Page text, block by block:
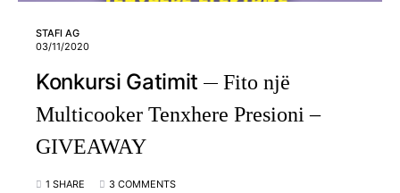
STAFI AG
03/11/2020
Konkursi Gatimit
Fito një
Multicooker Tenxhere Presioni –
GIVEAWAY
1 SHARE 3 COMMENTS